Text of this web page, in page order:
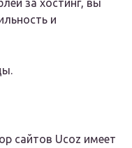
за хостинг, вы
и
сайтов Ucoz имеет